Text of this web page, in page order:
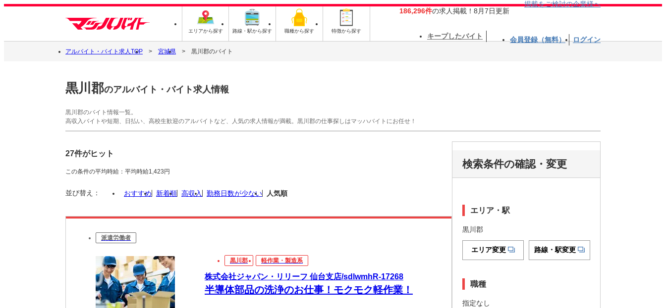
エリアから探す 路線・駅から探す 職種から探す 特徴から探す
186,296件の求人掲載！8月7日更新
掲載をご検討の企業様へ
キープしたバイト 会員登録（無料） ログイン
アルバイト・バイト求人TOP 宮城県 黒川郡のバイト
黒川郡のアルバイト・バイト求人情報
黒川郡のバイト情報一覧。
高収入バイトや短期、日払い、高校生歓迎のアルバイトなど、人気の求人情報が満載。黒川郡の仕事探しはマッハバイトにお任せ！
27件がヒット
この条件の平均時給：平均時給1,423円
並び替え： おすすめ 新着順 高収入 勤務日数が少ない 人気順
派遣労働者
黒川郡 軽作業・製造系
株式会社ジャパン・リリーフ 仙台支店/sdlwmhR-17268
半導体部品の洗浄のお仕事！モクモク軽作業！
検索条件の確認・変更
エリア・駅
黒川郡
エリア変更 路線・駅変更
職種
指定なし